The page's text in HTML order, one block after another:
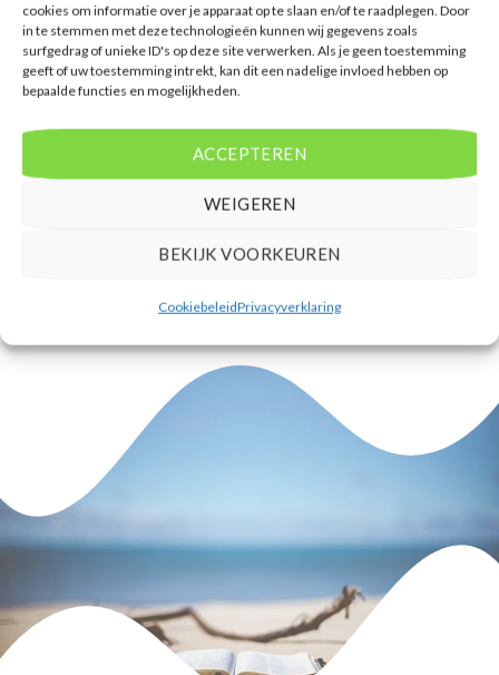
cookies om informatie over je apparaat op te slaan en/of te raadplegen. Door
in te stemmen met deze technologieën kunnen wij gegevens zoals
surfgedrag of unieke ID's op deze site verwerken. Als je geen toestemming
geeft of uw toestemming intrekt, kan dit een nadelige invloed hebben op
bepaalde functies en mogelijkheden.
ACCEPTEREN
WEIGEREN
BEKIJK VOORKEUREN
CookiebeleidPrivacyverklaring
De aangeboden pakketreizen op de website zijn
handig voor reizigers die graag alles in één keer
gezinsvriendelijke vakanties. De pakketten
omvatten accommodatie, vluchten en transfer.
gebruiksvriendelijke functies die deze site te bieden